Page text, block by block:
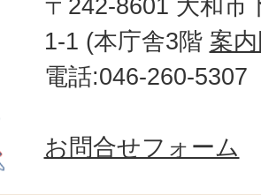
〒242-8601 大和市
1-1 (本庁舎3階 案
電話:046-260-5307
お問合せフォーム